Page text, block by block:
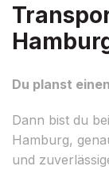
Du planst
Dann bist du
Hamburg,
und